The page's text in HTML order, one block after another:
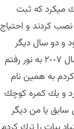
برنامه را كمك ميكرد كه ثبت
نصب كردند و احتياج
و دو سال ديگر
بدين ترتيب برنامه داشتم . بعد ازينكه از صدا و سيماي افغانستان در سال ٢٠٠٧ به نور رفتم
به همين نام
و يك كمره كوچك
يا من ديگر